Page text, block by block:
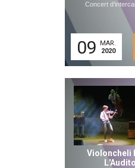
Concert
09
MAR.
2020
Violoncheli